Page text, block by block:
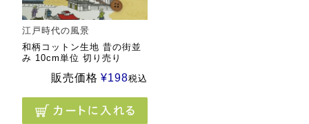
江戸時代の風景
和柄コットン生地 昔の街並
み 10cm単位 切り売り
販売価格 ¥198税込